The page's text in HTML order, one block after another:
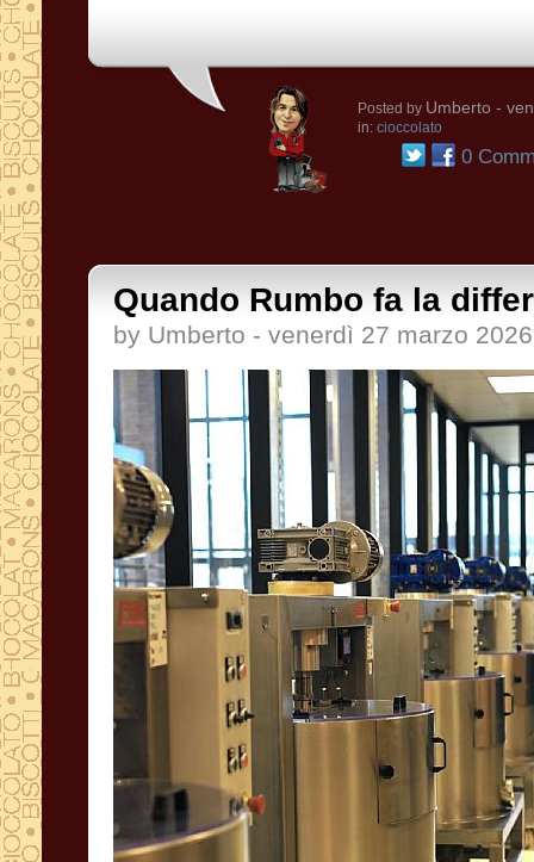
Posted by Umberto -
in: cioccolato
0
Quando Rumbo fa la
by Umberto - venerdì 27 marzo 2026